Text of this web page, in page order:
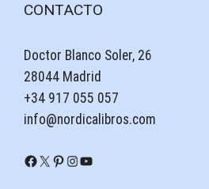
CONTACTO
Doctor Blanco Soler, 26
28044 Madrid
+34 917 055 057
info@nordicalibros.com
Facebook
X Pinterest
Instagram
YouTube